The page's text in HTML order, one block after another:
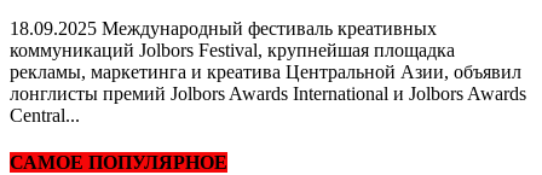
18.09.2025 Международный фестиваль креативных
коммуникаций Jolbors Festival, крупнейшая площадка
рекламы, маркетинга и креатива Центральной Азии, объявил
лонглисты премий Jolbors Awards International и Jolbors Awards
Central...
САМОЕ ПОПУЛЯРНОЕ